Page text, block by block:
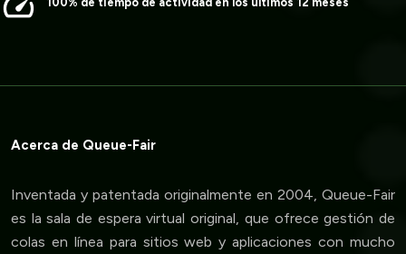
Acerca de Queue-Fair
Inventada y patentada originalmente en 2004, Queue-Fair
es la sala de espera virtual original, que ofrece gestión de
colas en línea para sitios web y aplicaciones con mucho